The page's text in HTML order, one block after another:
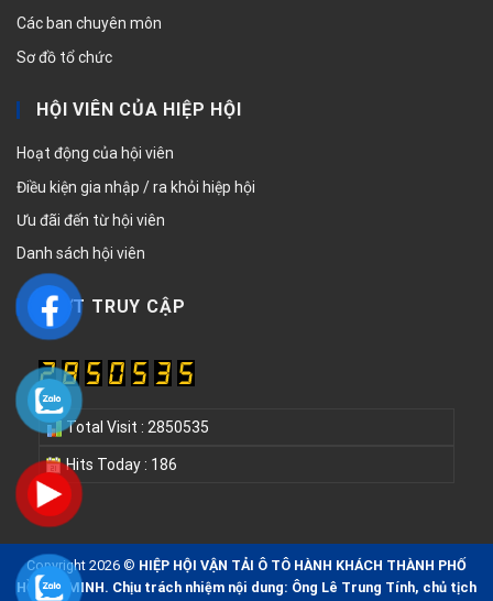
Các ban chuyên môn
Sơ đồ tổ chức
HỘI VIÊN CỦA HIỆP HỘI
Hoạt động của hội viên
Điều kiện gia nhập / ra khỏi hiệp hội
Ưu đãi đến từ hội viên
Danh sách hội viên
LƯỢT TRUY CẬP
Total Visit : 2850535
Hits Today : 186
Copyright 2026 © HIỆP HỘI VẬN TẢI Ô TÔ HÀNH KHÁCH THÀNH PHỐ
HỒ CHÍ MINH. Chịu trách nhiệm nội dung: Ông Lê Trung Tính, chủ tịch